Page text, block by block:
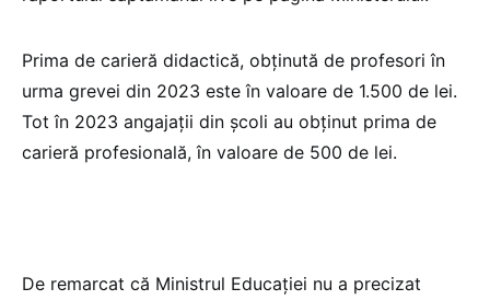
Prima de carieră didactică, obținută de profesori în
urma grevei din 2023 este în valoare de 1.500 de lei.
Tot în 2023 angajații din școli au obținut prima de
carieră profesională, în valoare de 500 de lei.
De remarcat că Ministrul Educației nu a precizat